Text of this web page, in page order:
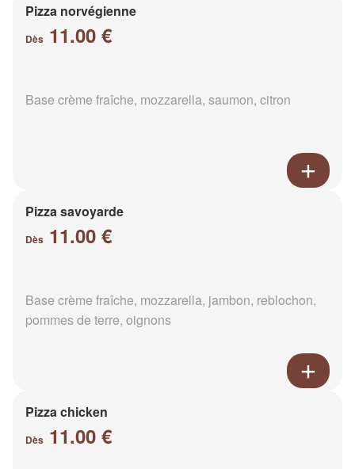
Pizza norvégienne
Dès 11.00 €
Base crème fraîche, mozzarella, saumon, citron
Pizza savoyarde
Dès 11.00 €
Base crème fraîche, mozzarella, jambon, reblochon,
pommes de terre, oignons
Pizza chicken
Dès 11.00 €